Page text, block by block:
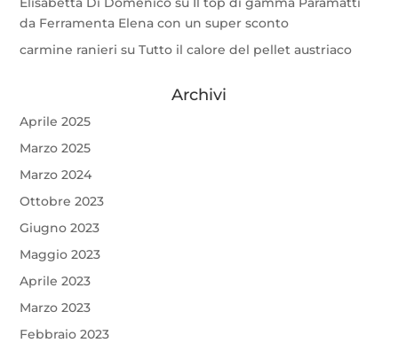
da Ferramenta Elena con un super sconto
carmine ranieri suTutto il calore del pellet austriaco
Archivi
Aprile 2025
Marzo 2025
Marzo 2024
Ottobre 2023
Giugno 2023
Maggio 2023
Aprile 2023
Marzo 2023
Febbraio 2023